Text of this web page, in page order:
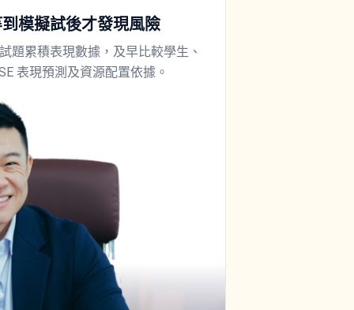
模擬試後才發現風險
題累積表現數據，及早比較學生、
表現預測及資源配置依據。